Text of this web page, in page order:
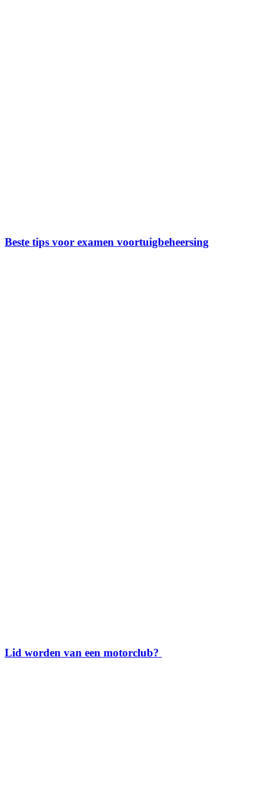
Beste tips voor examen voortuigbeheersing
Lid worden van een motorclub?